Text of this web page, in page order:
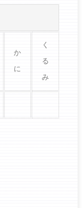
か
に
く
る
み